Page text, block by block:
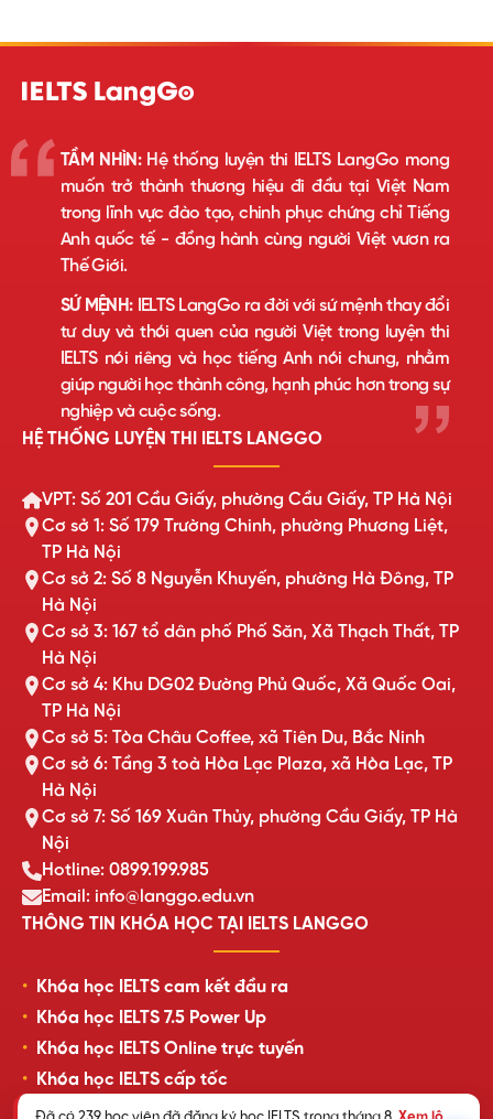
TẦM NHÌN:Hệ thống luyện thi IELTS LangGo mong
muốn trở thành thương hiệu đi đầu tại Việt Nam
trong lĩnh vực đào tạo, chinh phục chứng chỉ Tiếng
Anh quốc tế - đồng hành cùng người Việt vươn ra
Thế Giới.
SỨ MỆNH:IELTS LangGo ra đời với sứ mệnh thay đổi
tư duy và thói quen của người Việt trong luyện thi
IELTS nói riêng và học tiếng Anh nói chung, nhằm
giúp người học thành công, hạnh phúc hơn trong sự
nghiệp và cuộc sống.
HỆ THỐNG LUYỆN THI IELTS LANGGO
VPT: Số 201 Cầu Giấy, phường Cầu Giấy, TP Hà Nội
Cơ sở 1: Số 179 Trường Chinh, phường Phương Liệt,
TP Hà Nội
Cơ sở 2: Số 8 Nguyễn Khuyến, phường Hà Đông, TP
Hà Nội
Cơ sở 3: 167 tổ dân phố Phố Săn, Xã Thạch Thất, TP
Hà Nội
Cơ sở 4: Khu DG02 Đường Phủ Quốc, Xã Quốc Oai,
TP Hà Nội
Cơ sở 5: Tòa Châu Coffee, xã Tiên Du, Bắc Ninh
Cơ sở 6: Tầng 3 toà Hòa Lạc Plaza, xã Hòa Lạc, TP
Hà Nội
Cơ sở 7: Số 169 Xuân Thủy, phường Cầu Giấy, TP Hà
Nội
Hotline: 0899.199.985
Email: info@langgo.edu.vn
THÔNG TIN KHÓA HỌC TẠI IELTS LANGGO
Khóa học IELTS cam kết đầu ra
Khóa học IELTS 7.5 Power Up
Khóa học IELTS Online trực tuyến
Khóa học IELTS cấp tốc
Lịch khai giảng lớp học mới nhất